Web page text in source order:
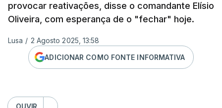
provocar reativações, disse o comandante Elísio
Oliveira, com esperança de o "fechar" hoje.
Lusa / 2 Agosto 2025, 13:58
ADICIONAR COMO FONTE INFORMATIVA
OUVIR